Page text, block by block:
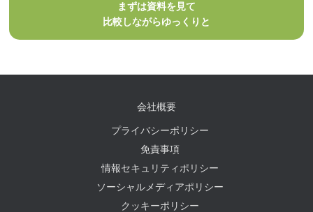
まずは資料を見て
比較しながらゆっくりと
会社概要
プライバシーポリシー
免責事項
情報セキュリティポリシー
ソーシャルメディアポリシー
クッキーポリシー